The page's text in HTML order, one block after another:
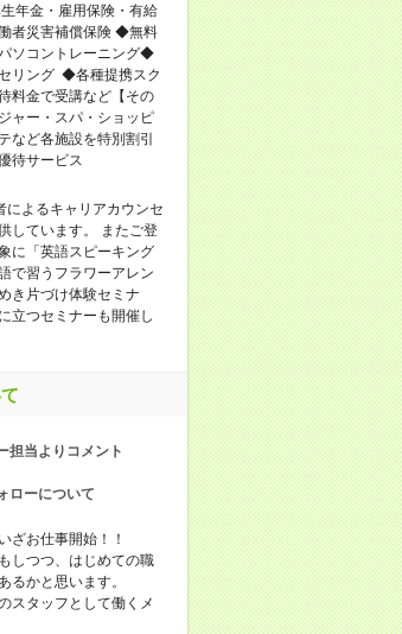
年金・雇用保険・有給
者災害補償保険 ◆無料
ソコントレーニング◆
リング ◆各種提携スク
料金で受講など【その
ャー・スパ・ショッピ
など各施設を特別割引
待サービス
によるキャリアカウンセ
しています。 またご登
に「英語スピーキング
で習うフラワーアレン
き片づけ体験セミナ
立つセミナーも開催し
担当よりコメント
ローについて
ざお仕事開始！！
しつつ、はじめての職
るかと思います。
スタッフとして働くメ